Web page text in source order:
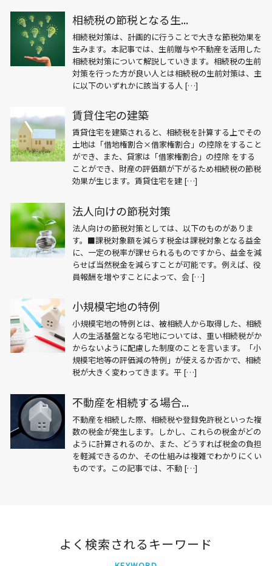
相続税の節税となる生...
相続税対策は、計画的に行うことで大きな節税効果を
生みます。本記事では、生前贈与や不動産を活用した
相続税対策について解説していきます。相続税の生前
対策を行った方が良い人とは相続税の生前対策は、主
に以下のいずれかに該当する人 […]
賃貸住宅の建築
賃貸住宅を建築されると、相続税を計算する上でその
土地は「借地権割合×借家権割合」の控除をすること
ができ、また、貸家は「借家権割合」の控除 をする
ことができ、財産の評価額が下がるため相続税の節税
効果が生じます。賃貸住宅を建 […]
法人向けの節税対策
法人向けの節税対策としては、以下のものがありま
す。■課税対象額を減らす税金は課税対象となる益金
に、一定の税率が課せられるものですから、益金を減
らせば当然税金を減らすことが可能です。例えば、役
員報酬を増やすことによって、会 […]
小規模宅地の特例
小規模宅地の特例とは、被相続人から取得した、相続
人の生活基盤となる宅地については、重い相続税がか
からないように配慮した制度のことを言います。「小
規模宅地等の評価減の特例」が使えるか否かで、相続
税が大きく変わってきます。平 […]
不動産を相続する場合...
不動産を相続した際、相続税や登録免許税といった複
数の税金が発生します。しかし、これらの税金がどの
ように計算されるのか、また、どうすれば税金の負担
を軽減できるのか、その仕組みは複雑でわかりにくい
ものです。この記事では、不動 […]
よく検索されるキーワード